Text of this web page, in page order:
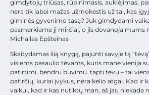
gimdytojų triūsas, rūpinimasis, auklėjimas,
nėra tik labai mažas užmokestis už tai, kas
giminės gyvenimo tąsą? Juk gimdydami
pasmerkiame jį mirčiai, o jis dovanoja mums
Michailas Epšteinas
Skaitydamas šią knygą, pajunti savyje tą
visiems pasaulio tėvams, kuris mane vienija
patirtimi, bendru buvimu. tapti tėvu – tai
patirčių, kuriai įvykus, nėra kelio atgal. Kad ir
vaikui, kad ir kas nutiktų man, aš jau niekada